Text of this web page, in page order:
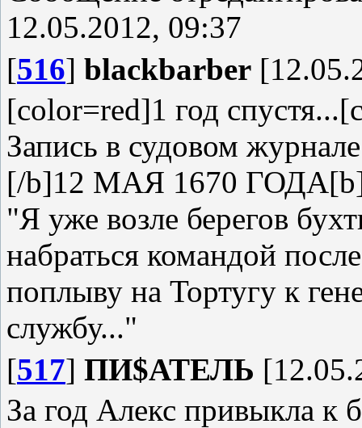
12.05.2012, 09:37
[516] blackbarber
[color=red]1 год
Запись в судовом
[/b]12 МАЯ 1670
"Я уже возле берегов
набраться командой
поплыву на Тортугу к
службу..."
[517] ПИ$АТЕЛЬ
За год Алекс привыкла к